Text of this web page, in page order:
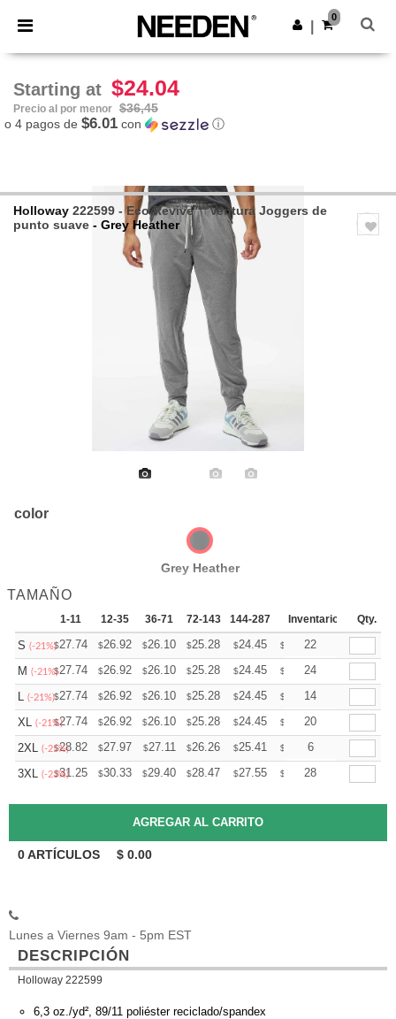
× App de Needen
¡Mejores precios en app!
Descargar app
0
Starting at $24.04
Precio al por menor $36,45
o 4 pagos de $6.01 con ⓘ
Holloway 222599 - Eco Revive™ Ventura Joggers de
punto suave - Grey Heather
color
Grey Heather
TAMAÑO
1-11 12-35 36-71 72-143 144-287 288 + Mas
Inventario Qty.
S (-21%)$27.74 $26.92 $26.10 $25.28 $24.45 $ 24.04
22
M (-21%)$27.74 $26.92 $26.10 $25.28 $24.45 $ 24.04
24
L (-21%)$27.74 $26.92 $26.10 $25.28 $24.45 $ 24.04
14
XL (-21%)
$27.74 $26.92 $26.10 $25.28 $24.45 $ 24.04
20
2XL (-25%)
$28.82 $27.97 $27.11 $26.26 $25.41 $ 24.98
6
3XL (-23%)
$31.25 $30.33 $29.40 $28.47 $27.55 $ 27.09
28
0ARTÍCULOS $ 0.00
Lunes a Viernes 9am - 5pm EST
DESCRIPCIÓN
Holloway 222599
6,3 oz./yd², 89/11 poliéster reciclado/spandex